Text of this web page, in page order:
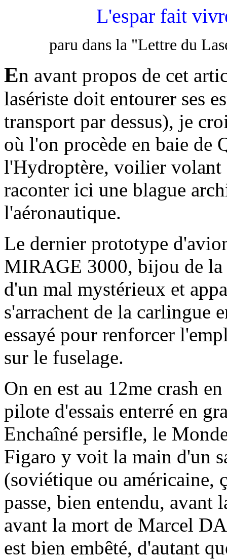
L'espar fait
paru dans la "Lettre du
En avant propos de cet
lasériste doit entourer ses
transport par dessus), je
où l'on procède en baie de
l'Hydroptère, voilier volant
raconter ici une blague
l'aéronautique.
Le dernier prototype
MIRAGE 3000, bijou de la
d'un mal mystérieux et
s'arrachent de la carlingue
essayé pour renforcer
sur le fuselage.
On en est au 12me crash
pilote d'essais enterré en
Enchaîné persifle, le
Figaro y voit la main d'un
(soviétique ou américaine,
passe, bien entendu, avant
avant la mort de Marcel
est bien embêté, d'autant